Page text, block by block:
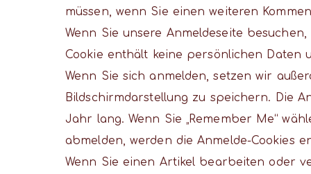
müssen, wenn Sie einen weiteren
Wenn Sie unsere Anmeldeseite
Cookie enthält keine persönlichen Daten
Wenn Sie sich anmelden, setzen wir
Bildschirmdarstellung zu speichern. Die
Jahr lang. Wenn Sie „Remember Me“
abmelden, werden die Anmelde-Cookies
Wenn Sie einen Artikel bearbeiten oder